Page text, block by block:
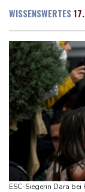
Dresden
Baden-
Niedrigwasser:
konkrete Schritte
Extremes
Spitzentreffen in
syrischem
Urteil in
Demonstration
Vorwurf der
Millionen Eier
WISSENSWERTES
ESC-Siegerin Dara